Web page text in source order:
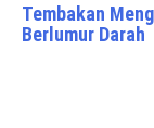
Tembakan
Berlumur Darah